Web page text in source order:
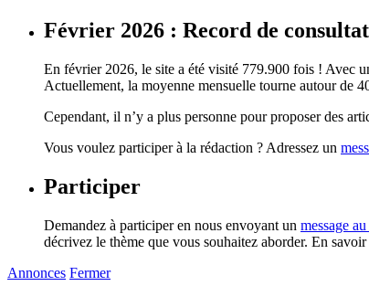
Février 2026 : Record de
En février 2026, le site a été visité 779.900 fois ! Avec
Actuellement, la moyenne mensuelle tourne autour de
Cependant, il n’y a plus personne pour proposer des
Vous voulez participer à la rédaction ? Adressez un
Participer
Demandez à participer en nous envoyant un message
décrivez le thème que vous souhaitez aborder. En savoir
Annonces Fermer